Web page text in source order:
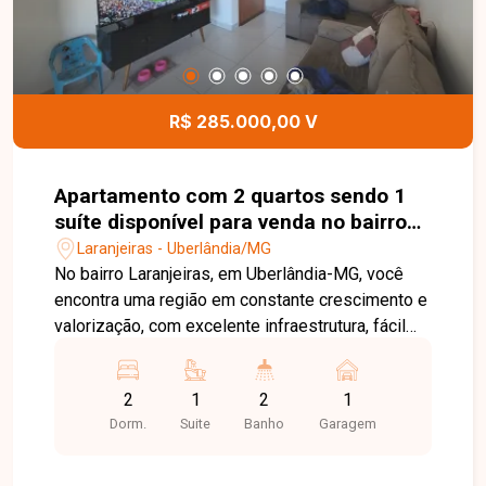
em contato e agende sua visita!
R$ 285.000,00 V
Apartamento com 2 quartos sendo 1
suíte disponível para venda no bairro
Laranjeiras em Uberlândia-MG
Laranjeiras - Uberlândia/MG
No bairro Laranjeiras, em Uberlândia-MG, você
encontra uma região em constante crescimento e
valorização, com excelente infraestrutura, fácil
proximidade com supermercados, escolas,
farmácias e diversos comércios, proporcionando
praticidade e qualidade de vida. Apartamento
2
Dorm.
1
Suite
2
Banho
1
Garagem